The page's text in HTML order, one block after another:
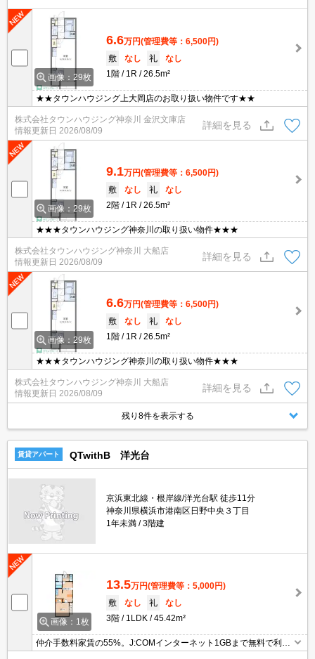
画像：29枚
6.6万円(管理費等：6,500円)
敷
なし 礼
なし
1階
1R 26.5m²
★★タウンハウジング上大岡店のお取り扱い物件です★★
株式会社タウンハウジング神奈川 金沢文庫店
情報更新日 2026/08/09
詳細を見る
画像：29枚
9.1万円(管理費等：6,500円)
敷
なし 礼
なし
2階
1R 26.5m²
★★★タウンハウジング神奈川の取り扱い物件★★★
株式会社タウンハウジング神奈川 大船店
情報更新日 2026/08/09
詳細を見る
画像：29枚
6.6万円(管理費等：6,500円)
敷
なし 礼
なし
1階
1R 26.5m²
★★★タウンハウジング神奈川の取り扱い物件★★★
株式会社タウンハウジング神奈川 大船店
情報更新日 2026/08/09
詳細を見る
残り8件を表示する
賃貸アパート QTwithB 洋光台
京浜東北線・根岸線/洋光台駅 徒歩11分
神奈川県横浜市港南区日野中央３丁目
1年未満
3階建
画像：1枚
13.5万円(管理費等：5,000円)
敷
なし 礼
なし
3階
1LDK 45.42m²
仲介手数料家賃の55%。J:COMインターネット1GBまで無料で利用
可能。最新の空室状況はお気軽にお問い合わせ下さい。